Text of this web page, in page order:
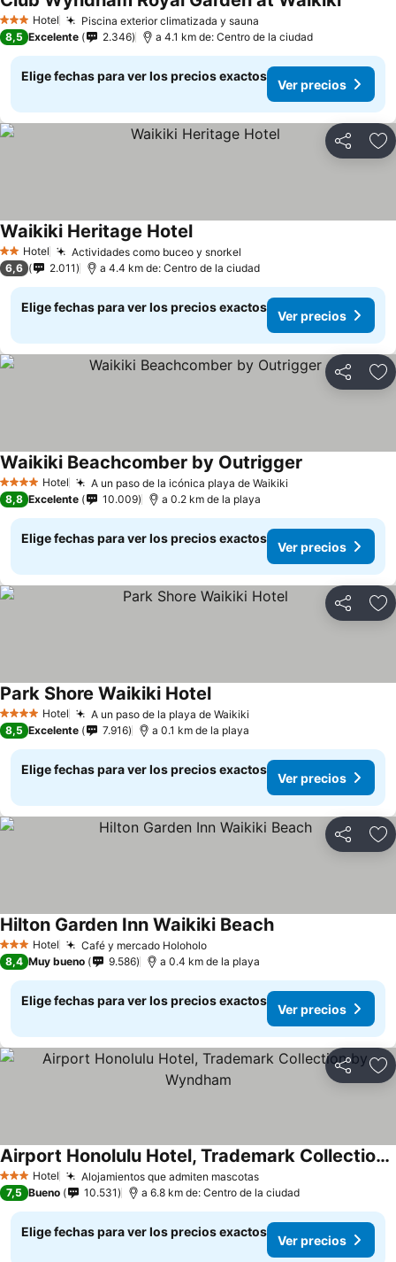
3 Estrellas
Hotel Piscina exterior climatizada y sauna
8,5 Excelente 2.346 a 4.1 km de: Centro de la ciudad
Elige fechas para ver los precios exactos
Ver precios
Compartir
2 Estrellas
Hotel Actividades como buceo y snorkel
Waikiki Heritage Hotel
6,6 2.011 a 4.4 km de: Centro de la ciudad
Elige fechas para ver los precios exactos
Ver precios
Compartir
4 EstrellasHotel A un paso de la icónica playa de Waikiki
Waikiki Beachcomber by Outrigger
8,8 Excelente 10.009 a 0.2 km de la playa
Elige fechas para ver los precios exactos
Ver precios
Compartir
4 EstrellasHotel A un paso de la playa de Waikiki
Park Shore Waikiki Hotel
8,5 Excelente 7.916 a 0.1 km de la playa
Elige fechas para ver los precios exactos
Ver precios
Compartir
3 Estrellas
Hotel Café y mercado Holoholo
Hilton Garden Inn Waikiki Beach
8,4 Muy bueno 9.586 a 0.4 km de la playa
Elige fechas para ver los precios exactos
Ver precios
Compartir
3 Estrellas
Hotel Alojamientos que admiten mascotas
Airport Honolulu Hotel, Trademark Collection by Wyndham
7,5 Bueno 10.531 a 6.8 km de: Centro de la ciudad
Elige fechas para ver los precios exactos
Ver precios